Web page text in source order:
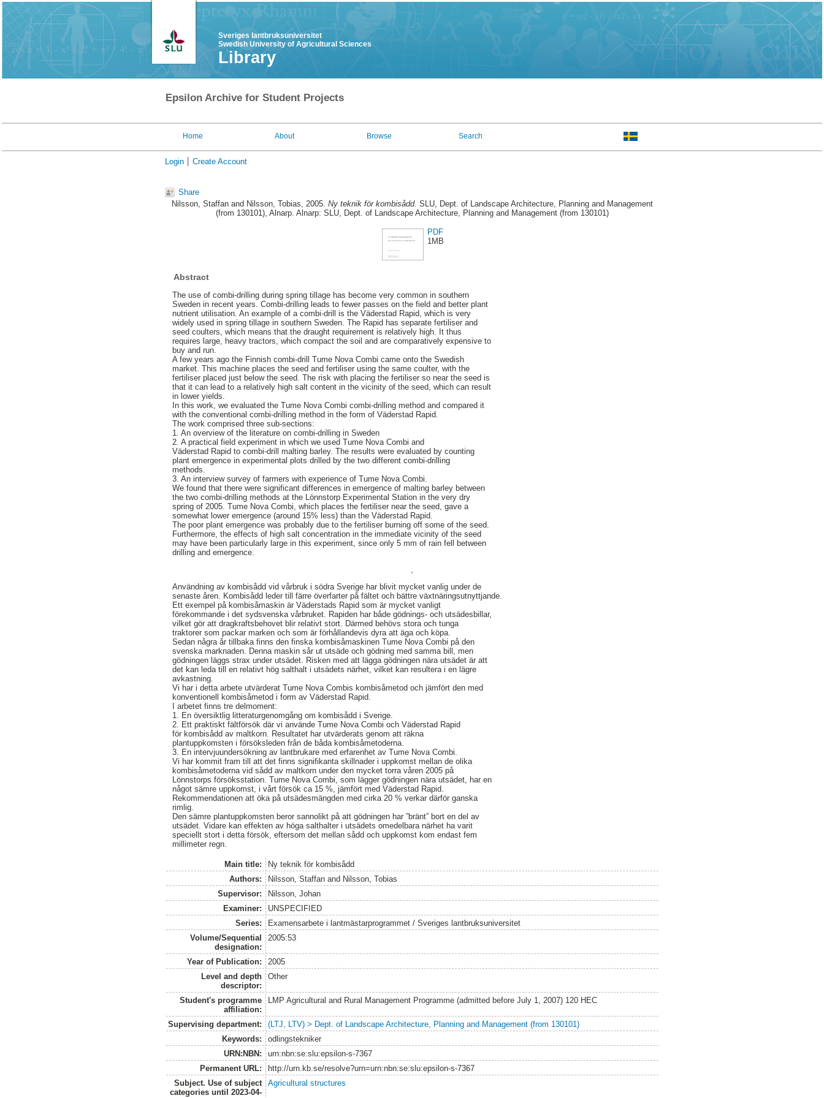
Sveriges lantbruksuniversitet
Swedish University of Agricultural Sciences
Library
Epsilon Archive for Student Projects
Home About Browse Search
Login Create Account
Share
Nilsson, Staffanand Nilsson, Tobias, 2005. Ny teknik för kombisådd. SLU, Dept. of Landscape Architecture, Planning and Management
(from 130101), Alnarp. Alnarp: SLU, Dept. of Landscape Architecture, Planning and Management (from 130101)
PDF
1MB
Abstract
The use of combi-drilling during spring tillage has become very common in southern
Sweden in recent years. Combi-drilling leads to fewer passes on the field and better plant
nutrient utilisation. An example of a combi-drill is the Väderstad Rapid, which is very
widely used in spring tillage in southern Sweden. The Rapid has separate fertiliser and
seed coulters, which means that the draught requirement is relatively high. It thus
requires large, heavy tractors, which compact the soil and are comparatively expensive to
buy and run.
A few years ago the Finnish combi-drill Tume Nova Combi came onto the Swedish
market. This machine places the seed and fertiliser using the same coulter, with the
fertiliser placed just below the seed. The risk with placing the fertiliser so near the seed is
that it can lead to a relatively high salt content in the vicinity of the seed, which can result
in lower yields.
In this work, we evaluated the Tume Nova Combi combi-drilling method and compared it
with the conventional combi-drilling method in the form of Väderstad Rapid.
The work comprised three sub-sections:
1. An overview of the literature on combi-drilling in Sweden
2. A practical field experiment in which we used Tume Nova Combi and
Väderstad Rapid to combi-drill malting barley. The results were evaluated by counting
plant emergence in experimental plots drilled by the two different combi-drilling
methods.
3. An interview survey of farmers with experience of Tume Nova Combi.
We found that there were significant differences in emergence of malting barley between
the two combi-drilling methods at the Lönnstorp Experimental Station in the very dry
spring of 2005. Tume Nova Combi, which places the fertiliser near the seed, gave a
somewhat lower emergence (around 15% less) than the Väderstad Rapid.
The poor plant emergence was probably due to the fertiliser burning off some of the seed.
Furthermore, the effects of high salt concentration in the immediate vicinity of the seed
may have been particularly large in this experiment, since only 5 mm of rain fell between
drilling and emergence.
Användning av kombisådd vid vårbruk i södra Sverige har blivit mycket vanlig under de
senaste åren. Kombisådd leder till färre överfarter på fältet och bättre växtnäringsutnyttjande.
Ett exempel på kombisåmaskin är Väderstads Rapid som är mycket vanligt
förekommande i det sydsvenska vårbruket. Rapiden har både gödnings- och utsädesbillar,
vilket gör att dragkraftsbehovet blir relativt stort. Därmed behövs stora och tunga
traktorer som packar marken och som är förhållandevis dyra att äga och köpa.
Sedan några år tillbaka finns den finska kombisåmaskinen Tume Nova Combi på den
svenska marknaden. Denna maskin sår ut utsäde och gödning med samma bill, men
gödningen läggs strax under utsädet. Risken med att lägga gödningen nära utsädet är att
det kan leda till en relativt hög salthalt i utsädets närhet, vilket kan resultera i en lägre
avkastning.
Vi har i detta arbete utvärderat Tume Nova Combis kombisåmetod och jämfört den med
konventionell kombisåmetod i form av Väderstad Rapid.
I arbetet finns tre delmoment:
1. En översiktlig litteraturgenomgång om kombisådd i Sverige.
2. Ett praktiskt fältförsök där vi använde Tume Nova Combi och Väderstad Rapid
för kombisådd av maltkorn. Resultatet har utvärderats genom att räkna
plantuppkomsten i försöksleden från de båda kombisåmetoderna.
3. En intervjuundersökning av lantbrukare med erfarenhet av Tume Nova Combi.
Vi har kommit fram till att det finns signifikanta skillnader i uppkomst mellan de olika
kombisåmetoderna vid sådd av maltkorn under den mycket torra våren 2005 på
Lönnstorps försöksstation. Tume Nova Combi, som lägger gödningen nära utsädet, har en
något sämre uppkomst, i vårt försök ca 15 %, jämfört med Väderstad Rapid.
Rekommendationen att öka på utsädesmängden med cirka 20 % verkar därför ganska
rimlig.
Den sämre plantuppkomsten beror sannolikt på att gödningen har ”bränt” bort en del av
utsädet. Vidare kan effekten av höga salthalter i utsädets omedelbara närhet ha varit
speciellt stort i detta försök, eftersom det mellan sådd och uppkomst kom endast fem
millimeter regn.
Main title:
Ny teknik för kombisådd
Authors:
Nilsson, Staffanand Nilsson, Tobias
Supervisor:
Nilsson, Johan
Examiner:
UNSPECIFIED
Series:
Examensarbete i lantmästarprogrammet / Sveriges lantbruksuniversitet
Volume/Sequential
designation:
2005:53
Year of Publication:
2005
Level and depth
descriptor:
Other
Student's programme
affiliation:
LMP Agricultural and Rural Management Programme (admitted before July 1, 2007) 120 HEC
Supervising department:
(LTJ, LTV) > Dept. of Landscape Architecture, Planning and Management (from 130101)
Keywords:
odlingstekniker
URN:NBN:
urn:nbn:se:slu:epsilon-s-7367
Permanent URL:
http://urn.kb.se/resolve?urn=urn:nbn:se:slu:epsilon-s-7367
Subject. Use of subject
categories until 2023-04-
Agricultural structures